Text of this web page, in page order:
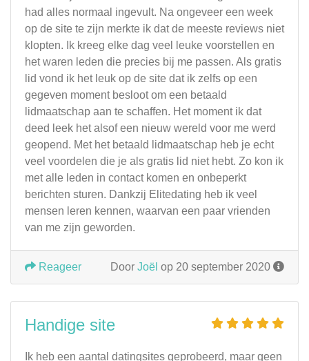
had alles normaal ingevult. Na ongeveer een week
op de site te zijn merkte ik dat de meeste reviews niet
klopten. Ik kreeg elke dag veel leuke voorstellen en
het waren leden die precies bij me passen. Als gratis
lid vond ik het leuk op de site dat ik zelfs op een
gegeven moment besloot om een betaald
lidmaatschap aan te schaffen. Het moment ik dat
deed leek het alsof een nieuw wereld voor me werd
geopend. Met het betaald lidmaatschap heb je echt
veel voordelen die je als gratis lid niet hebt. Zo kon ik
met alle leden in contact komen en onbeperkt
berichten sturen. Dankzij Elitedating heb ik veel
mensen leren kennen, waarvan een paar vrienden
van me zijn geworden.
Door Joël op 20 september 2020
Reageer
Handige site
Ik heb een aantal datingsites geprobeerd, maar geen